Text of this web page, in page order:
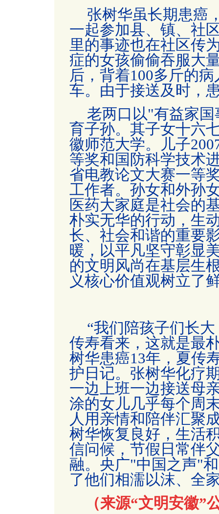
张树华虽长期患癌
一起参加县、镇、社
里的事迹也在社区传
症的女孩偷偷吞服大
后，背着100多斤的
车。由于接送及时，
老两口以"有益家
育子孙。其子女十六
徽师范大学。儿子
等奖和 国防科学技术
省电教论文大赛一等
工作者。孙女和外孙
医药大家庭是社会的
朴实无华的行动，生
长、社会和谐的重要
暖，以平凡坚守彰显
的文明风尚在基层生
义核心价值观树立了
“我们陪孩子们长
传寿看来，这就是最
树华患癌13年，夏传
护日记。张树华化疗
一边上班一边接送母
涂的女儿几乎每个周
人用亲情和陪伴汇聚
树华恢复良好，生活
信问候，节假日常伴
融。央广"中国之声"
了他们相濡以沫、全
（来源“文明安徽”